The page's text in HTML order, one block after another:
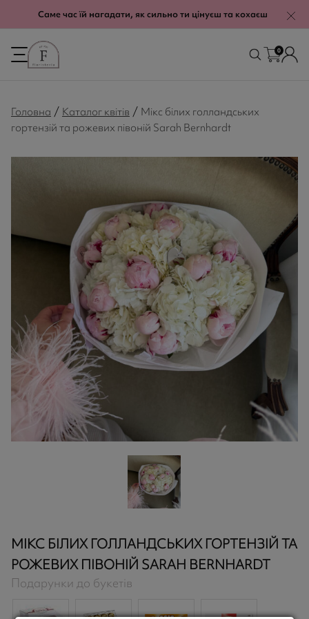
Саме час їй нагадати, як сильно ти цінуєш та кохаєш
0
Головна / Каталог квітів / Мікс білих голландських
гортензій та рожевих півоній Sarah Bernhardt
МІКС БІЛИХ ГОЛЛАНДСЬКИХ ГОРТЕНЗІЙ ТА
РОЖЕВИХ ПІВОНІЙ SARAH BERNHARDT
Подарунки до букетів